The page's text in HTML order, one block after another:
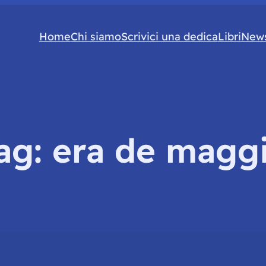
HomeChi siamoScrivici una dedicaLibri
era de